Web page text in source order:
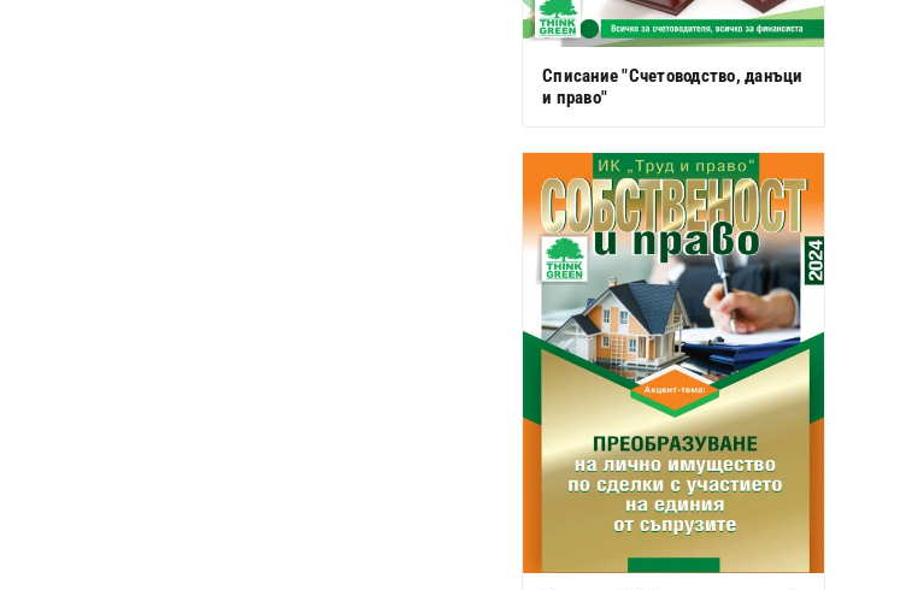
Списание "Счетоводство, данъци
и право"